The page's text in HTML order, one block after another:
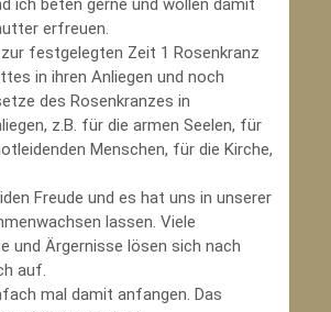
ich beten gerne und wollen damit
erfreuen.
festgelegten Zeit 1 Rosenkranz
in ihren Anliegen und noch
des Rosenkranzes in
z.B. für die armen Seelen, für
Menschen, für die Kirche,
Freude und es hat uns in unserer
lassen. Viele
und Ärgernisse lösen sich nach
auf.
mal damit anfangen. Das